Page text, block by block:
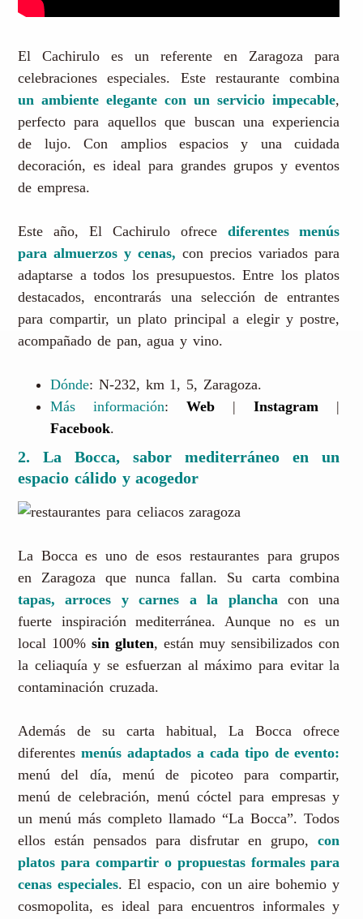
El Cachirulo es un referente en Zaragoza para
celebraciones especiales. Este restaurante combina
un ambiente elegante con un servicio impecable,
perfecto para aquellos que buscan una experiencia
de lujo. Con amplios espacios y una cuidada
decoración, es ideal para grandes grupos y eventos
de empresa.
Este año, El Cachirulo ofrecediferentes menús
para almuerzos y cenas, con precios variados para
adaptarse a todos los presupuestos. Entre los platos
destacados, encontrarás una selección de entrantes
para compartir, un plato principal a elegir y postre,
acompañado de pan, agua y vino.
Dónde: N-232, km 1, 5, Zaragoza.
Más información:Web |Instagram |
Facebook.
2. La Bocca, sabor mediterráneo en un
espacio cálido y acogedor
La Bocca es uno de esos restaurantes para grupos
en Zaragoza que nunca fallan. Su carta combina
tapas, arroces y carnes a la plancha
con una
fuerte inspiración mediterránea. Aunque no es un
local 100%sin gluten, están muy sensibilizados con
la celiaquía y se esfuerzan al máximo para evitar la
contaminación cruzada.
Además de su carta habitual, La Bocca ofrece
diferentes menús adaptados a cada tipo de evento:
menú del día, menú de picoteo para compartir,
menú de celebración, menú cóctel para empresas y
un menú más completo llamado “La Bocca”. Todos
ellos están pensados para disfrutar en grupo, con
platos para compartir o propuestas formales para
cenas especiales. El espacio, con un aire bohemio y
cosmopolita, es ideal para encuentros informales y